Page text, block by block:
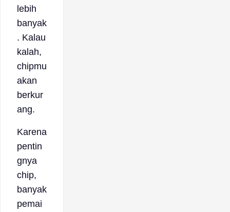
lebih
banyak
. Kalau
kalah,
chipmu
akan
berkur
ang.
Karena
pentin
gnya
chip,
banyak
pemai